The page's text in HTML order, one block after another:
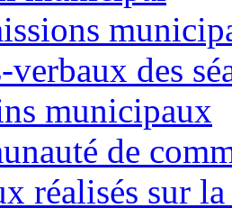
verbaux des
municipaux
de
réalisés sur